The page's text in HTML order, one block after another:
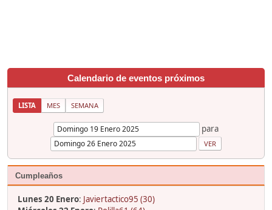
Calendario de eventos próximos
LISTA MES SEMANA
para
Cumpleaños
Lunes 20 Enero: Javiertactico95 (30)